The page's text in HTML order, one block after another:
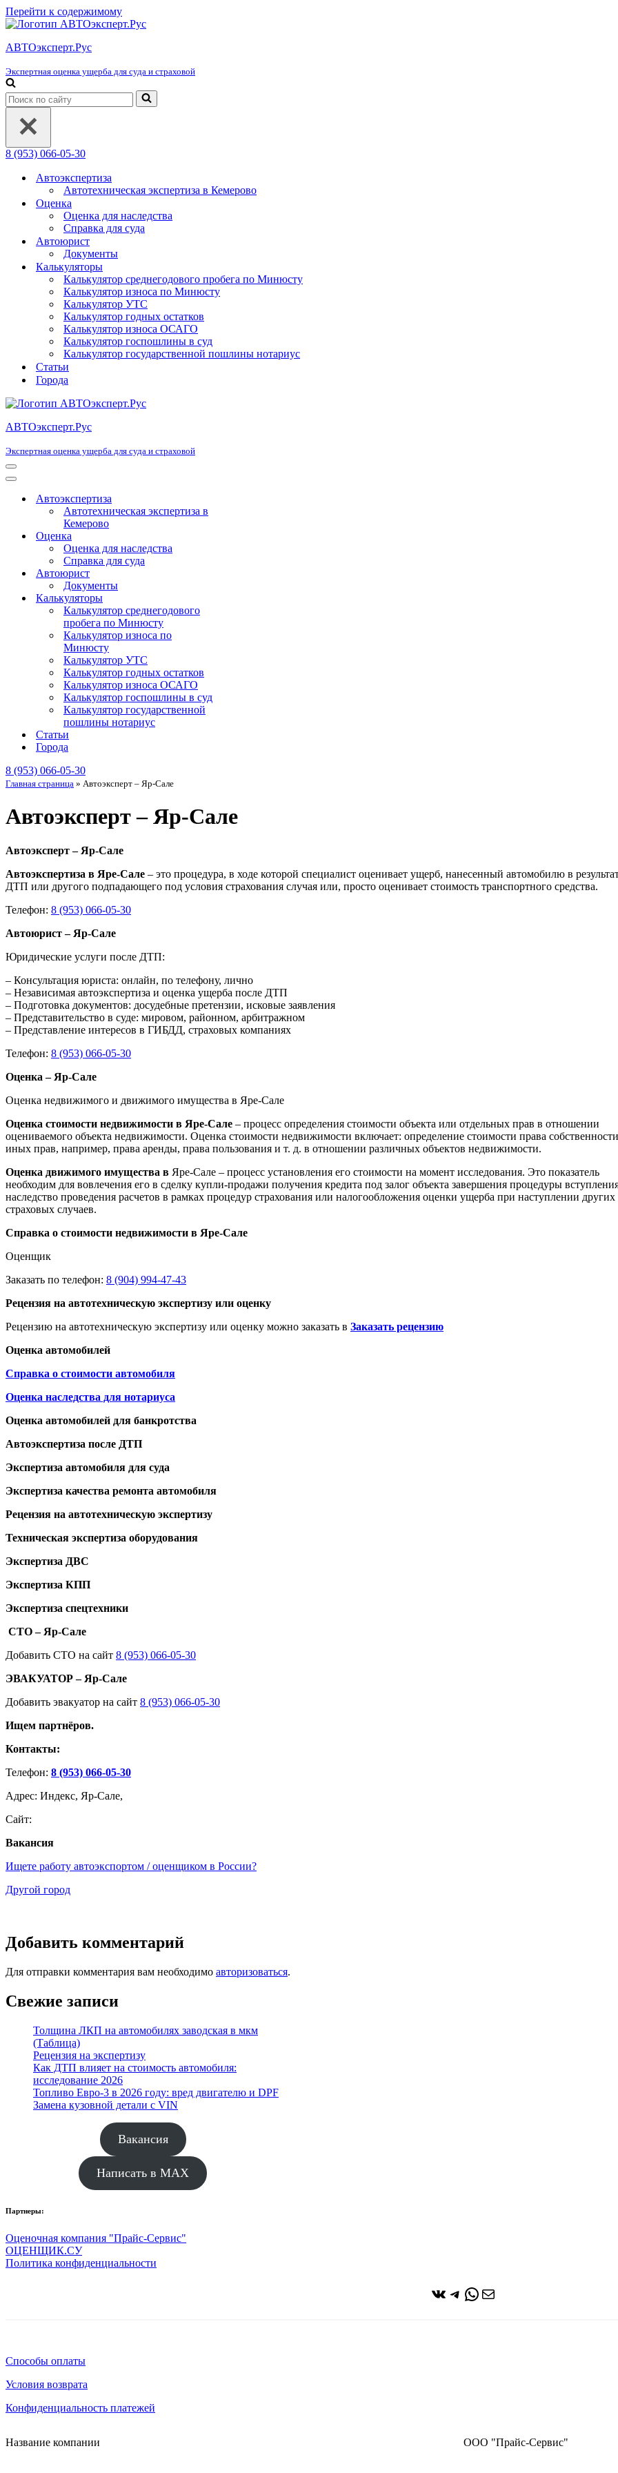
Перейти к содержимому
АВТОэксперт.Рус
Экспертная оценка ущерба для суда и страховой
Искать...
8 (953) 066-05-30
Автоэкспертиза
Автотехническая экспертиза в Кемерово
Оценка
Оценка для наследства
Справка для суда
Автоюрист
Документы
Калькуляторы
Калькулятор среднегодового пробега по Минюсту
Калькулятор износа по Минюсту
Калькулятор УТС
Калькулятор годных остатков
Калькулятор износа ОСАГО
Калькулятор госпошлины в суд
Калькулятор государственной пошлины нотариус
Статьи
Города
АВТОэксперт.Рус
Экспертная оценка ущерба для суда и страховой
Меню
навигации
Меню
навигацииАвтоэкспертиза
Автотехническая экспертиза в
Кемерово
Оценка
Оценка для наследства
Справка для суда
Автоюрист
Документы
Калькуляторы
Калькулятор среднегодового
пробега по Минюсту
Калькулятор износа по
Минюсту
Калькулятор УТС
Калькулятор годных остатков
Калькулятор износа ОСАГО
Калькулятор госпошлины в суд
Калькулятор государственной
пошлины нотариус
Статьи
Города
8 (953) 066-05-30
Главная страница » Автоэксперт – Яр-Сале
Автоэксперт – Яр-Сале
Автоэксперт – Яр-Сале
Автоэкспертиза в Яре-Сале – это процедура, в ходе которой специалист оценивает ущерб, нанесенный автомобилю в
ДТП или другого подпадающего под условия страхования случая или, просто оценивает стоимость транспортного средства.
Телефон: 8 (953) 066-05-30
Автоюрист – Яр-Сале
Юридические услуги после ДТП:
– Консультация юриста: онлайн, по телефону, лично
– Независимая автоэкспертиза и оценка ущерба после ДТП
– Подготовка документов: досудебные претензии, исковые заявления
– Представительство в суде: мировом, районном, арбитражном
– Представление интересов в ГИБДД, страховых компаниях
Телефон: 8 (953) 066-05-30
Оценка – Яр-Сале
Оценка недвижимого и движимого имущества в Яре-Сале
Оценка стоимости недвижимости в Яре-Сале – процесс определения стоимости объекта или отдельных прав в отношении
оцениваемого объекта недвижимости. Оценка стоимости недвижимости включает: определение стоимости права
иных прав, например, права аренды, права пользования и т. д. в отношении различных объектов недвижимости.
Оценка движимого имущества в Яре-Сале – процесс установления его стоимости на момент исследования. Это показатель
необходим для вовлечения его в сделку купли-продажи получения кредита под залог объекта завершения процедуры
наследство проведения расчетов в рамках процедур страхования или налогообложения оценки ущерба при наступлении других
страховых случаев.
Справка о стоимости недвижимости в Яре-Сале
Оценщик
Заказать по телефон: 8 (904) 994-47-43
Рецензия на автотехническую экспертизу или оценку
Рецензию на автотехническую экспертизу или оценку можно заказать в Заказать рецензию
Оценка автомобилей
Справка о стоимости автомобиля
Оценка наследства для нотариуса
Оценка автомобилей для банкротства
Автоэкспертиза после ДТП
Экспертиза автомобиля для суда
Экспертиза качества ремонта автомобиля
Рецензия на автотехническую экспертизу
Техническая экспертиза оборудования
Экспертиза ДВС
Экспертиза КПП
Экспертиза спецтехники
СТО – Яр-Сале
Добавить СТО на сайт 8 (953) 066-05-30
ЭВАКУАТОР – Яр-Сале
Добавить эвакуатор на сайт 8 (953) 066-05-30
Ищем партнёров.
Контакты:
Телефон: 8 (953) 066-05-30
Адрес: Индекс, Яр-Сале,
Сайт:
Вакансия
Ищете работу автоэкспортом / оценщиком в России?
Другой город
Добавить комментарий
Для отправки комментария вам необходимо авторизоваться.
Свежие записи
Толщина ЛКП на автомобилях заводская в мкм
(Таблица)
Рецензия на экспертизу
Как ДТП влияет на стоимость автомобиля:
исследование 2026
Топливо Евро-3 в 2026 году: вред двигателю и DPF
Замена кузовной детали с VIN
Вакансия
Написать в MAX
Партнеры:
Оценочная компания "Прайс-Сервис"
ОЦЕНЩИК.СУ
Политика конфиденциальности
ВКонтакте
Telegram
WhatsApp
Почта
Способы оплаты
Условия возврата
Конфиденциальность платежей
Название компании ООО "Прайс-Сервис"